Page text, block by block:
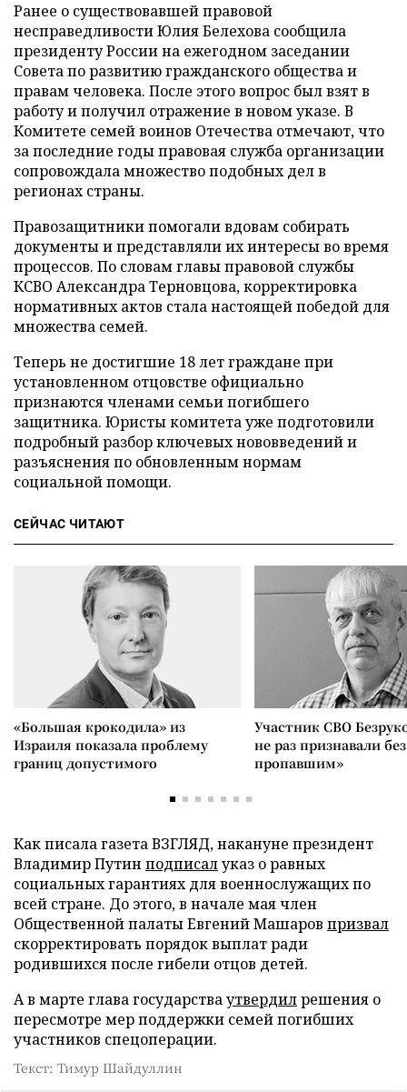
Ранее о существовавшей правовой
несправедливости Юлия Белехова сообщила
президенту России на ежегодном заседании
Совета по развитию гражданского общества и
правам человека. После этого вопрос был взят в
работу и получил отражение в новом указе. В
Комитете семей воинов Отечества отмечают, что
за последние годы правовая служба организации
сопровождала множество подобных дел в
регионах страны.
Правозащитники помогали вдовам собирать
документы и представляли их интересы во время
процессов. По словам главы правовой службы
КСВО Александра Терновцова, корректировка
нормативных актов стала настоящей победой для
множества семей.
Теперь не достигшие 18 лет граждане при
установленном отцовстве официально
признаются членами семьи погибшего
защитника. Юристы комитета уже подготовили
подробный разбор ключевых нововведений и
разъяснения по обновленным нормам
социальной помощи.
СЕЙЧАС ЧИТАЮТ
«Большая крокодила» из
Израиля показала проблему
границ допустимого
Участник СВО
не раз признавали
пропавшим»
Как писала газета ВЗГЛЯД, накануне президент
Владимир Путин подписалуказ о равных
социальных гарантиях для военнослужащих по
всей стране. До этого, в начале мая член
Общественной палаты Евгений Машаров призвал
скорректировать порядок выплат ради
родившихся после гибели отцов детей.
А в марте глава государстваутвердилрешения о
пересмотре мер поддержки семей погибших
участников спецоперации.
Текст: Тимур Шайдуллин